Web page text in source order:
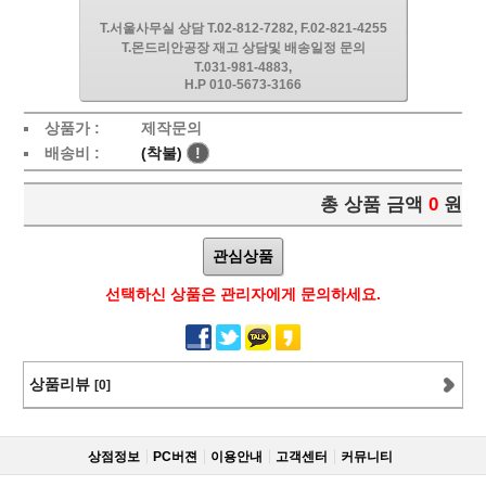
T.서울사무실 상담 T.02-812-7282, F.02-821-4255
T.몬드리안공장 재고 상담및 배송일정 문의
T.031-981-4883,
H.P 010-5673-3166
상품가 :
제작문의
배송비 :
(착불) !
총 상품 금액 0 원
관심상품
선택하신 상품은 관리자에게 문의하세요.
상품리뷰 [0]
상점정보 PC버젼 이용안내 고객센터 커뮤니티